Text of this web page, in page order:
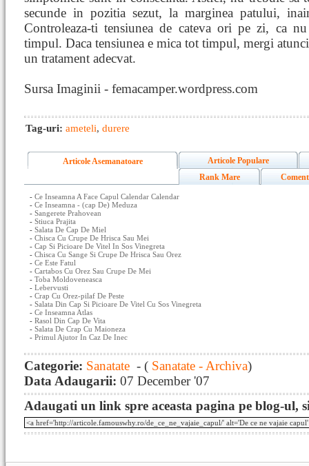
secunde in pozitia sezut, la marginea patului,
Controleaza-ti tensiunea de cateva ori pe zi, ca
timpul. Daca tensiunea e mica tot timpul, mergi
un tratament adecvat.
Sursa Imaginii - femacamper.wordpress.com
Tag-uri: ameteli, durere
Articole Asemanatoare
Articole Populare
Rank Mare
- Ce Inseamna A Face Capul Calendar Calendar
- Ce Inseamna - (cap De) Meduza
- Sangerete Prahovean
- Stiuca Prajita
- Salata De Cap De Miel
- Chisca Cu Crupe De Hrisca Sau Mei
- Cap Si Picioare De Vitel In Sos Vinegreta
- Chisca Cu Sange Si Crupe De Hrisca Sau Orez
- Ce Este Fatul
- Cartabos Cu Orez Sau Crupe De Mei
- Toba Moldoveneasca
- Lebervusti
- Crap Cu Orez-pilaf De Peste
- Salata Din Cap Si Picioare De Vitel Cu Sos Vinegreta
- Ce Inseamna Atlas
- Rasol Din Cap De Vita
- Salata De Crap Cu Maioneza
- Primul Ajutor In Caz De Inec
Categorie: Sanatate - ( Sanatate - Archiva)
Data Adaugarii: 07 December '07
Adaugati un link spre aceasta pagina pe blog-ul,